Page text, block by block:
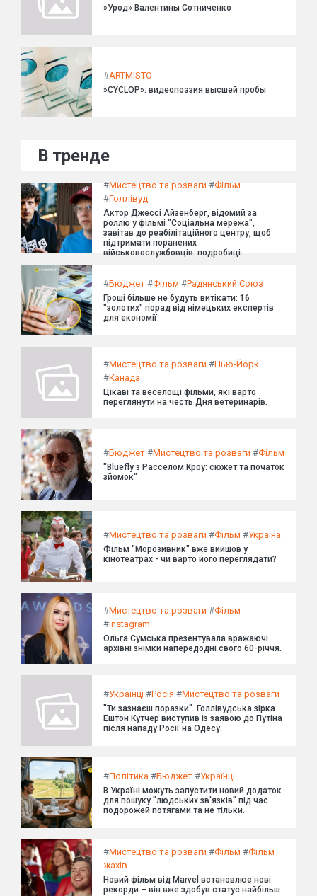
»Урод» Валентины Сотниченко
#ARTMISTO
»CYCLOP»: видеопоэзия высшей пробы
В тренде
#Мистецтво та розваги #Фільм
#Голлівуд
Актор Джессі Айзенберг, відомий за
роллю у фільмі "Соціальна мережа",
завітав до реабілітаційного центру, щоб
підтримати поранених
військовослужбовців: подробиці.
#Бюджет #Фільм #Радянський Союз
Гроші більше не будуть витікати: 16
"золотих" порад від німецьких експертів
для економії.
#Мистецтво та розваги #Нью-Йорк
#Канада
Цікаві та веселощі фільми, які варто
переглянути на честь Дня ветеринарів.
#Бюджет #Мистецтво та розваги #Фільм
"Bluefly з Расселом Кроу: сюжет та початок
зйомок"
#Мистецтво та розваги #Фільм #Україна
Фільм "Морозивник" вже вийшов у
кінотеатрах - чи варто його переглядати?
#Мистецтво та розваги #Фільм
#Instagram
Ольга Сумська презентувала вражаючі
архівні знімки напередодні свого 60-річчя.
#Українці #Росія #Мистецтво та розваги
"Ти зазнаєш поразки". Голлівудська зірка
Ештон Кутчер виступив із заявою до Путіна
після нападу Росії на Одесу.
#Політика #Бюджет #Українці
В Україні можуть запустити новий додаток
для пошуку "людських зв'язків" під час
подорожей потягами та не тільки.
#Мистецтво та розваги #Фільм #Фільм
жахів
Новий фільм від Marvel встановлює нові
рекорди – він вже здобув статус найбільш